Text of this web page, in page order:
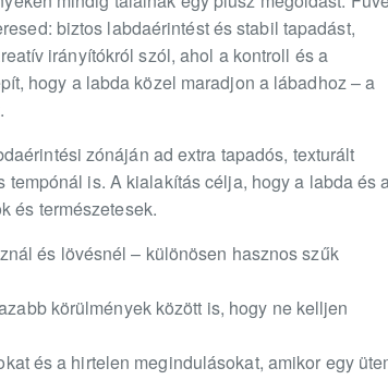
biztos labdaérintést és stabil tapadást,
irányítókról szól, ahol a kontroll és a
hogy a labda közel maradjon a lábadhoz – a
zónáján ad extra tapadós, texturált
is. A kialakítás célja, hogy a labda és
és természetesek.
és lövésnél – különösen hasznos szűk
körülmények között is, hogy ne kelljen
és a hirtelen megindulásokat, amikor egy